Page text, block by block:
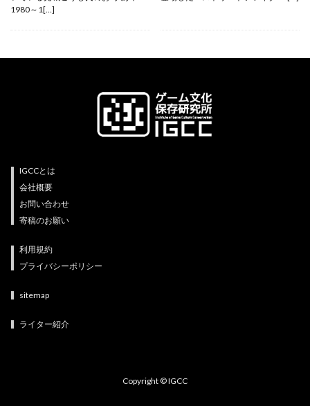
1980～1[…]
IGCCとは
会社概要
お問い合わせ
寄稿のお願い
利用規約
プライバシーポリシー
sitemap
ライター紹介
Copyright © IGCC